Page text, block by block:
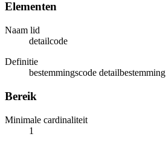
Elementen
Naam lid
detailcode
Definitie
bestemmingscode detailbestemming
Bereik
Minimale cardinaliteit
1